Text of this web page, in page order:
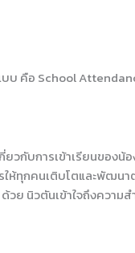
บ คือ School
วกับการเข้าเรียนของน้
ให้ทุกคนเติบโตและพัฒนา
ด้วย นิวตันเข้าใจถึงควา